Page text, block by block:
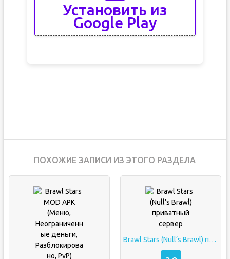
Установить из
Google Play
ПОХОЖИЕ ЗАПИСИ ИЗ ЭТОГО РАЗДЕЛА
Brawl Stars (Null’s Brawl) приватный сервер